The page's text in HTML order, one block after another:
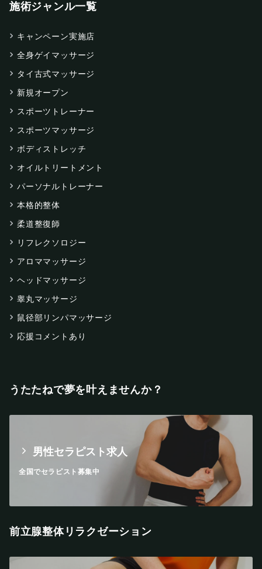
施術ジャンル一覧
キャンペーン実施店
全身ゲイマッサージ
タイ古式マッサージ
新規オープン
スポーツトレーナー
スポーツマッサージ
ボディストレッチ
オイルトリートメント
パーソナルトレーナー
本格的整体
柔道整復師
リフレクソロジー
アロママッサージ
ヘッドマッサージ
睾丸マッサージ
鼠径部リンパマッサージ
応援コメントあり
うたたねで夢を叶えませんか？
男性セラピスト求人
全国でセラピスト募集中
前立腺整体リラクゼーション